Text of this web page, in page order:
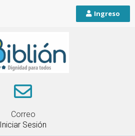
Ingreso
Correo
Iniciar Sesión